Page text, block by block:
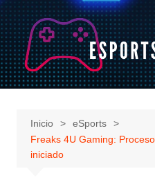
Saltar
al
contenido
Inicio
eSports
Freaks 4U Gaming:
iniciado